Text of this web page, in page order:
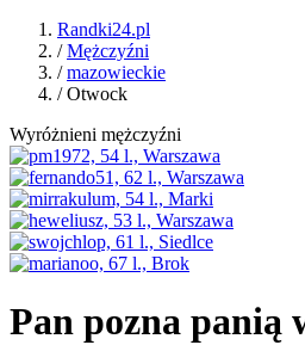
Randki24.pl
/Mężczyźni
/mazowieckie
/ Otwock
Wyróżnieni mężczyźni
Pan pozna panią